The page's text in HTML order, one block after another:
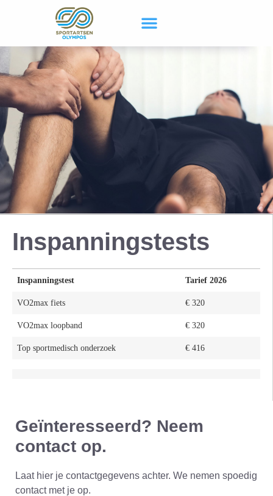
Inspanningstests
Inspanningstest Tarief 2026
VO2max fiets € 320
VO2max loopband € 320
Top sportmedisch onderzoek € 416
Geïnteresseerd? Neem
contact op.
Laat hier je contactgegevens achter. We nemen spoedig
contact met je op.